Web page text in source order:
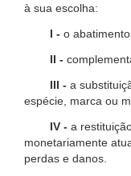
à sua escolha:
I - o
II -
III - a
espécie, marca ou
IV - a
monetariamente
perdas e danos.